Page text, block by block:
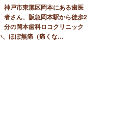
神戸市東灘区岡本にある歯医
者さん、阪急岡本駅から徒歩2
分の岡本歯科ロコクリニック
、ほぼ無痛（痛くな…